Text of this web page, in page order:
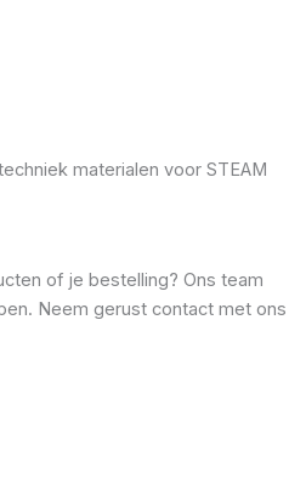
materialen voor STEAM
of je bestelling? Ons team
Neem gerust contact met ons